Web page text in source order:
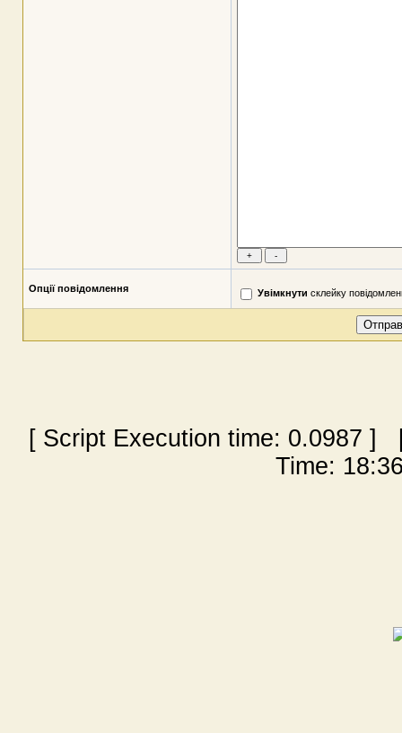
Опції повідомлення Увімкнути склейку
[ Script Execution time: 0.0987 ] [
Time: